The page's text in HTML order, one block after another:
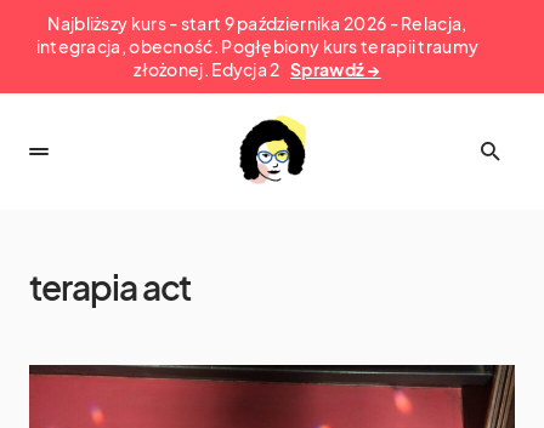
Najbliższy kurs - start 9 października 2026 - Relacja,
integracja, obecność. Pogłębiony kurs terapii traumy
złożonej. Edycja 2 Sprawdź →
terapia act